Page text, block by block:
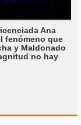
Ana
fenómeno que
y Maldonado
no hay